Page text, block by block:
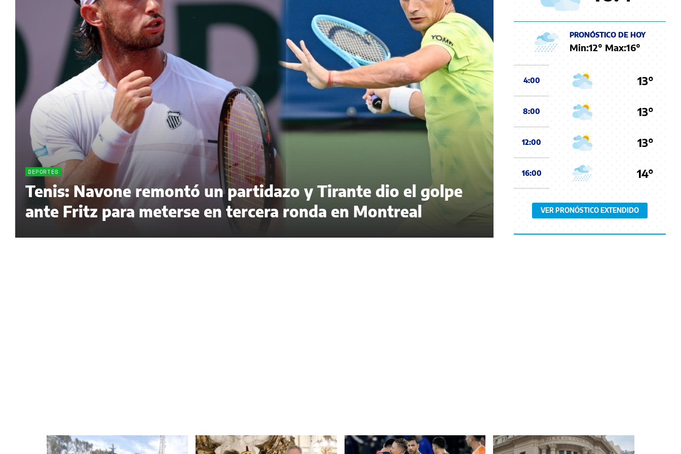
DEPORTES
Tenis: Navone remontó un partidazo y Tirante dio el golpe
ante Fritz para meterse en tercera ronda en Montreal
PRONÓSTICO DE HOY
Min:12° Max:16°
4:00 13°
8:00 13°
12:00 13°
16:00 14°
VER PRONÓSTICO EXTENDIDO